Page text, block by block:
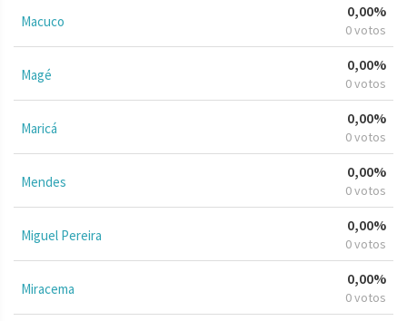
Macuco
0,00%
0 votos
Magé
0,00%
0 votos
Maricá
0,00%
0 votos
Mendes
0,00%
0 votos
Miguel Pereira
0,00%
0 votos
Miracema
0,00%
0 votos